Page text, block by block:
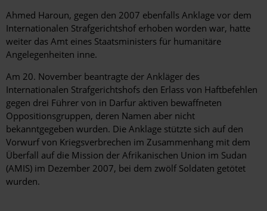
Ahmed Haroun, gegen den 2007 ebenfalls Anklage vor dem
Internationalen Strafgerichtshof erhoben worden war, hatte
weiter das Amt eines Staatsministers für humanitäre
Angelegenheiten inne.
Am 20. November beantragte der Ankläger des
Internationalen Strafgerichtshofs den Erlass von Haftbefehlen
gegen drei Führer von in Darfur aktiven bewaffneten
Oppositionsgruppen, deren Namen aber nicht
bekanntgegeben wurden. Die Anklage stützte sich auf den
Vorwurf von Kriegsverbrechen im Zusammenhang mit dem
Überfall auf die Mission der Afrikanischen Union im Sudan
(AMIS) im Dezember 2007, bei dem zwölf Soldaten getötet
wurden.